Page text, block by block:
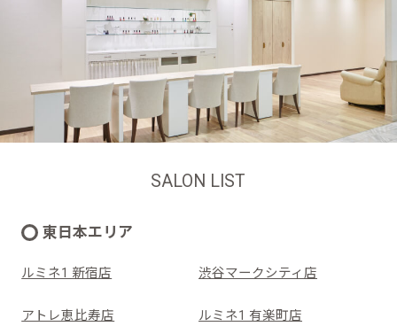
SALON LIST
東日本エリア
ルミネ1 新宿店 渋谷マークシティ店
アトレ恵比寿店 ルミネ1 有楽町店